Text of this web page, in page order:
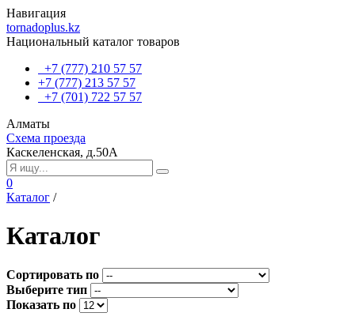
Навигация
tornadoplus.kz
Национальный каталог товаров
+7 (777) 210 57 57
+7 (777) 213 57 57
+7 (701) 722 57 57
Алматы
Схема проезда
Каскеленская, д.50А
0
Каталог /
Каталог
Сортировать по
Выберите тип
Показать по